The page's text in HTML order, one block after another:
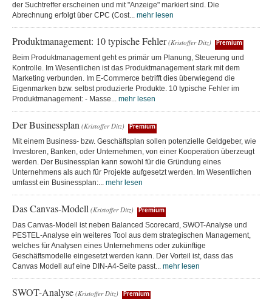
der Suchtreffer erscheinen und mit "Anzeige" markiert sind. Die
Abrechnung erfolgt über CPC (Cost... mehr lesen
Produktmanagement: 10 typische Fehler (Kristoffer Ditz) Premium
Beim Produktmanagement geht es primär um Planung, Steuerung und
Kontrolle. Im Wesentlichen ist das Produktmanagement stark mit dem
Marketing verbunden. Im E-Commerce betrifft dies überwiegend die
Eigenmarken bzw. selbst produzierte Produkte. 10 typische Fehler im
Produktmanagement: - Masse... mehr lesen
Der Businessplan (Kristoffer Ditz) Premium
Mit einem Business- bzw. Geschäftsplan sollen potenzielle Geldgeber, wie
Investoren, Banken, oder Unternehmen, von einer Kooperation überzeugt
werden. Der Businessplan kann sowohl für die Gründung eines
Unternehmens als auch für Projekte aufgesetzt werden. Im Wesentlichen
umfasst ein Businessplan:... mehr lesen
Das Canvas-Modell (Kristoffer Ditz) Premium
Das Canvas-Modell ist neben Balanced Scorecard, SWOT-Analyse und
PESTEL-Analyse ein weiteres Tool aus dem strategischen Management,
welches für Analysen eines Unternehmens oder zukünftige
Geschäftsmodelle eingesetzt werden kann. Der Vorteil ist, dass das
Canvas Modell auf eine DIN-A4-Seite passt... mehr lesen
SWOT-Analyse (Kristoffer Ditz) Premium